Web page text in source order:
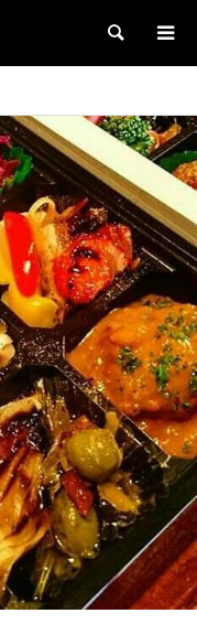
検索